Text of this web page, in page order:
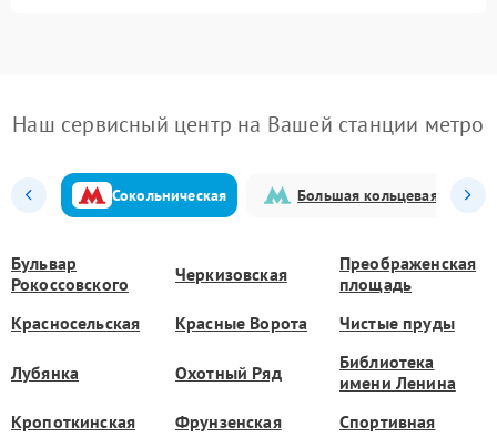
Наш сервисный центр на Вашей станции метро
Сокольническая Большая кольцевая
Бульвар
Рокоссовского
Черкизовская
Преображенская
площадь
Красносельская
Красные Ворота Чистые пруды
Лубянка Охотный Ряд
Библиотека
имени Ленина
Кропоткинская
Фрунзенская Спортивная